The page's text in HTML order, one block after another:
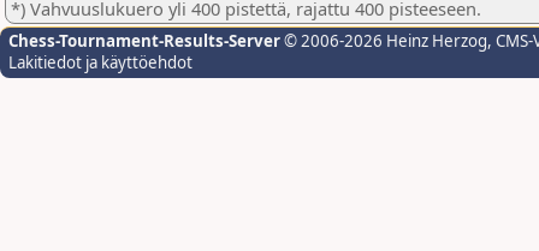
*) Vahvuuslukuero yli 400 pistettä, rajattu 400 pisteeseen.
Chess-Tournament-Results-Server© 2006-2026 Heinz Herzog,
Lakitiedot ja käyttöehdot